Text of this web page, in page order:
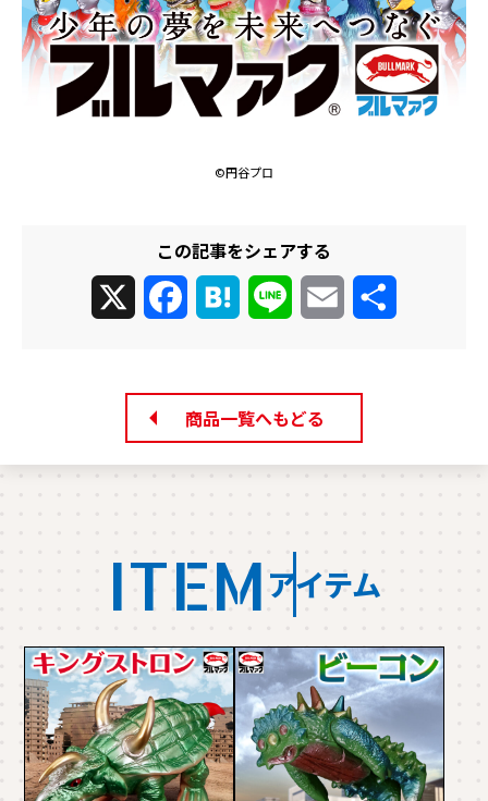
©円谷プロ
この記事をシェアする
FacebookHatena Line Email
商品一覧へもどる
ITEM アイテム